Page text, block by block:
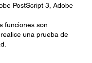
PostScript 3, Adobe
funciones son
una prueba de